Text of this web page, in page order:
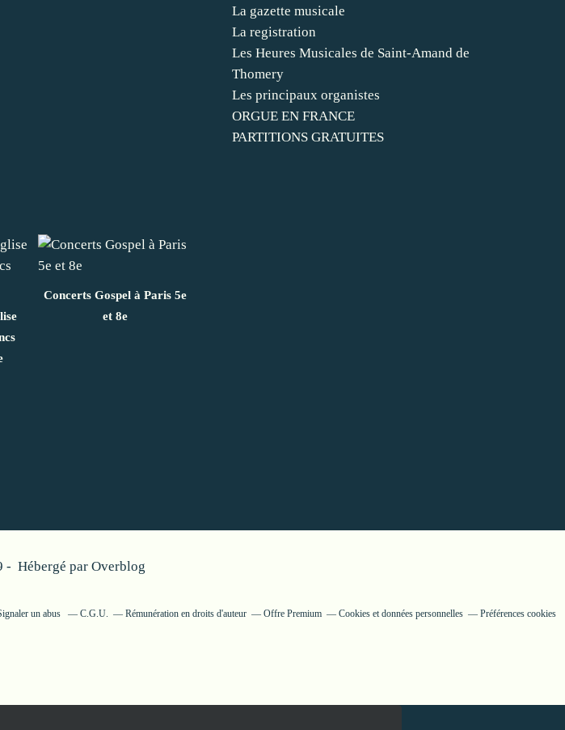
Concerts Gospel à Paris 5e
et 8e
La gazette musicale
La registration
Les Heures Musicales de Saint-Amand de
Thomery
Les principaux organistes
ORGUE EN FRANCE
PARTITIONS GRATUITES
- Hébergé par Overblog
un abus C.G.U. Rémunération en droits d'auteur Offre Premium Cookies et données personnelles Préférences cookies